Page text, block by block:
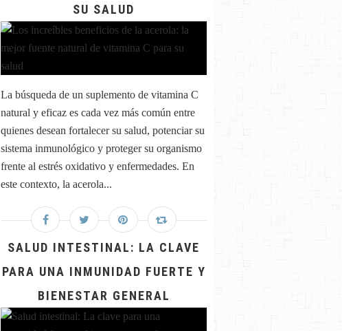
SU SALUD
La búsqueda de un suplemento de vitamina C
natural y eficaz es cada vez más común entre
quienes desean fortalecer su salud, potenciar su
sistema inmunológico y proteger su organismo
frente al estrés oxidativo y enfermedades. En
este contexto, la acerola...
SALUD INTESTINAL: LA CLAVE
PARA UNA INMUNIDAD FUERTE Y
BIENESTAR GENERAL